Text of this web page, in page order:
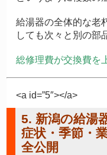
給湯器の全体的な老
しても次々と別の部
総修理費が交換費を
<a id=”5″></a>
5. 新潟の給湯
症状・季節・
全公開